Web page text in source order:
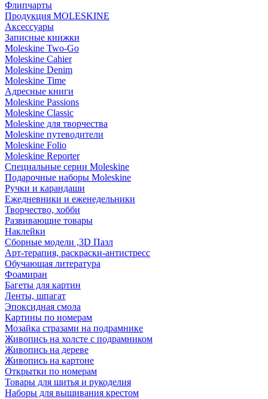
Флипчарты
Продукция MOLESKINE
Аксессуары
Записные книжки
Moleskine Two-Go
Moleskine Cahier
Moleskine Denim
Moleskine Time
Адресные книги
Moleskine Passions
Moleskine Classic
Moleskine для творчества
Moleskine путеводители
Moleskine Folio
Moleskine Reporter
Специальные серии Moleskine
Подарочные наборы Moleskine
Ручки и карандаши
Ежедневники и еженедельники
Творчество, хобби
Развивающие товары
Наклейки
Сборные модели ,3D Пазл
Арт-терапия, раскраски-антистресс
Обучающая литература
Фоамиран
Багеты для картин
Ленты, шпагат
Эпоксидная смола
Картины по номерам
Мозайка стразами на подрамнике
Живопись на холсте с подрамником
Живопись на дереве
Живопись на картоне
Открытки по номерам
Товары для шитья и рукоделия
Наборы для вышивания крестом